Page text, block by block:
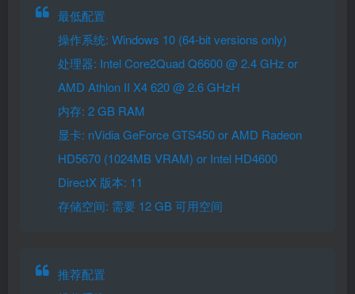
最低配置
操作系统: Windows 10 (64-bit versions only)
处理器: Intel Core2Quad Q6600 @ 2.4 GHz or
AMD Athlon II X4 620 @ 2.6 GHzH
内存: 2 GB RAM
显卡: nVidia GeForce GTS450 or AMD Radeon
HD5670 (1024MB VRAM) or Intel HD4600
DirectX 版本: 11
存储空间: 需要 12 GB 可用空间
推荐配置